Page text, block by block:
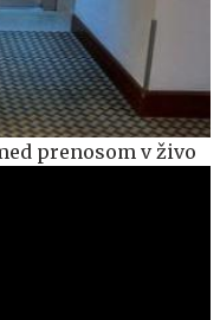
prenosom v živo